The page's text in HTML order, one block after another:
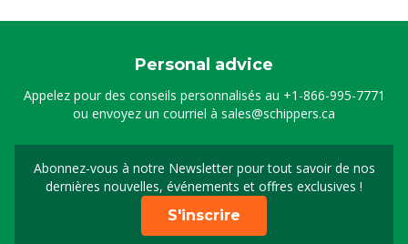
Personal advice
Appelez pour des conseils personnalisés au +1-866-995-7771
ou envoyez un courriel à sales@schippers.ca
Abonnez-vous à notre Newsletter pour tout savoir de nos
dernières nouvelles, événements et offres exclusives !
Sign up for our
S'inscrire